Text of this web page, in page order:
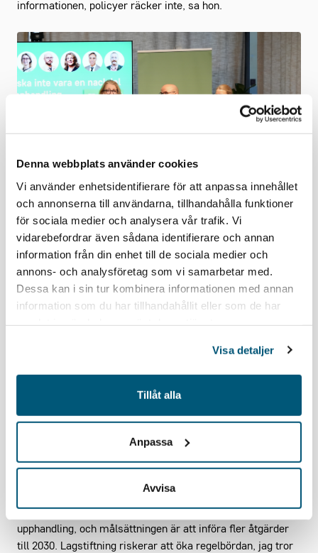
Denna webbplats använder cookies
Vi använder enhetsidentifierare för att anpassa innehållet
och annonserna till användarna, tillhandahålla funktioner
för sociala medier och analysera vår trafik. Vi
vidarebefordrar även sådana identifierare och annan
information från din enhet till de sociala medier och
annons- och analysföretag som vi samarbetar med.
Dessa kan i sin tur kombinera informationen med annan
information som du har tillhandahållit eller som de har
Visa detaljer
Tillåt alla
Anpassa
Avvisa
informationen, policyer räcker inte, sa hon.
Ellen Hausel Heldahl, jurist på Svenskt Näringsliv, Mattias
Schulstad, utredare på LO och Karin Peedu, upphandslingsstrateg
på SKR.
Sist upp på podiet var politikernaAdam Reuterskiöld,
riksdagsledamot (M), ledamot i ledamot finansutskottet
och i Upphandlingsmyndighetens insynsråd, ochPatrik
– Det här är ett jätteproblem som vi inte lyckats hantera
samarbete kring frågan är viktigt, precis som att kunna
dela information. Även om det går lite långsamt upplever
jag att det finns en större medvetenhet bland många parter
– Regeringen lanserade i höstas en färdväg mot bättre
upphandling, och målsättningen är att införa fler åtgärder
till 2030. Lagstiftning riskerar att öka regelbördan, jag tror